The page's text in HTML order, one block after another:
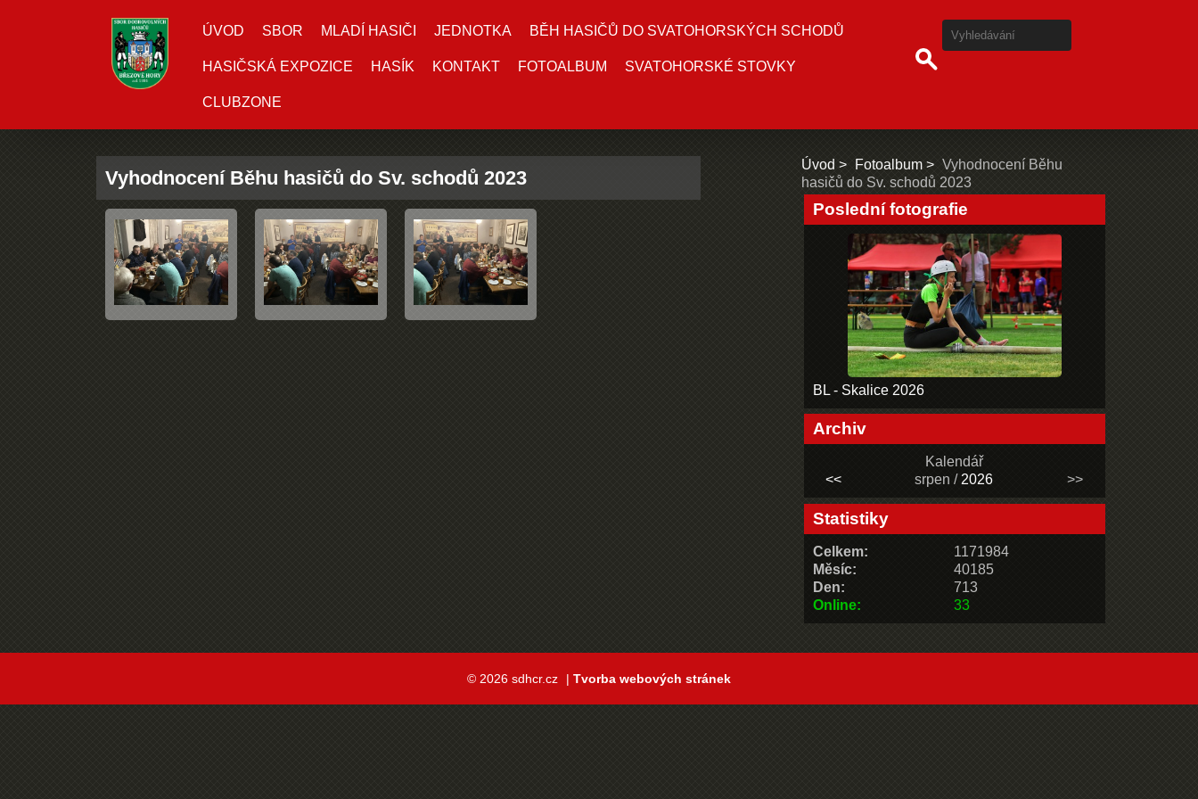
ÚVOD SBOR MLADÍ HASIČI JEDNOTKA BĚH HASIČŮ DO SVATOHORSKÝCH SCHODŮ
HASIČSKÁ EXPOZICE HASÍK KONTAKT FOTOALBUM SVATOHORSKÉ STOVKY
CLUBZONE
Vyhodnocení Běhu hasičů do Sv. schodů 2023
Úvod Fotoalbum
Vyhodnocení Běhu
hasičů do Sv. schodů 2023
Poslední fotografie
BL - Skalice 2026
Archiv
Kalendář
<<
srpen / 2026 >>
Statistiky
Online: 33
Celkem:
1171984
Měsíc:
40185
Den:
713
© 2026 sdhcr.cz | Tvorba webových stránek